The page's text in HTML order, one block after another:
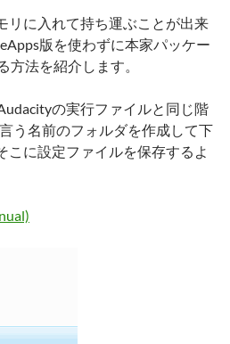
リに入れて持ち運ぶことが出来
版を使わずに本家パッケー
方法を紹介します。
の実行ファイルと同じ階
う名前のフォルダを作成して下
こに設定ファイルを保存するよ